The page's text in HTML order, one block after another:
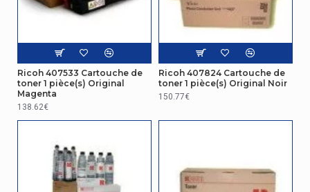
Ricoh 407533 Cartouche de
toner 1 pièce(s) Original
Magenta
138.62€
Ricoh 407824 Cartouche de
toner 1 pièce(s) Original Noir
150.77€